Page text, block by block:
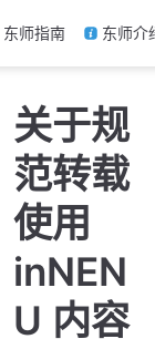
东师指南 东师介
关于规
范转载
使用
inNEN
U 内容